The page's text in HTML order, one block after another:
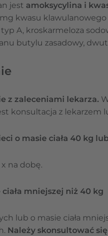
jest amoksycylina i
kwasu klawulanowego
A, kroskarmeloza
butylu zasadowy,
z zaleceniami lekarza.
konsultacja z lekarzem
o masie ciała 40 kg
na dobę.
mniejszej niż 40 kg
lub o masie ciała
Należy skonsultować